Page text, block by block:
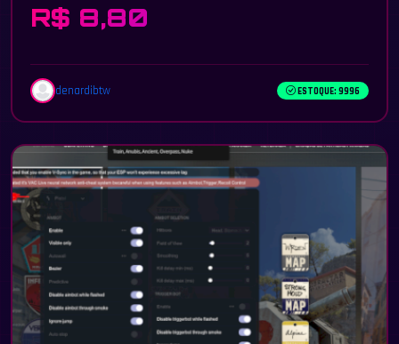
R$ 8,80
denardibtw ESTOQUE: 9996